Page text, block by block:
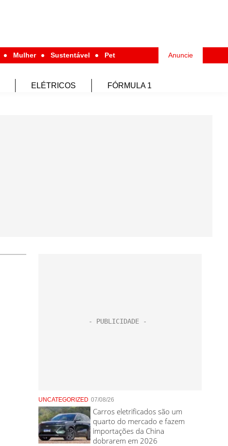
Mulher Sustentável Pet Anuncie
ELÉTRICOS FÓRMULA 1
UNCATEGORIZED 07/08/26
Carros eletrificados são um
quarto do mercado e fazem
importações da China
dobrarem em 2026